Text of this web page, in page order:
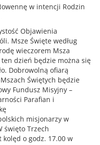
w intencji Rodzin
Objawienia
Msze Święte według
wieczorem Msza
dzień będzie można się
Dobrowolną ofiarą
Świętych będzie
Fundusz Misyjny –
Parafian i
misjonarzy w
święto Trzech
o godz. 17.00 w